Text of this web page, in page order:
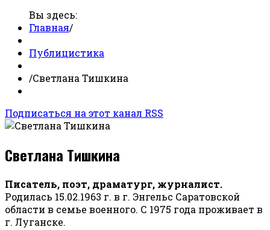
Вы здесь:
Главная/
Публицистика
/Светлана Тишкина
Подписаться на этот канал RSS
Светлана Тишкина
Писатель, поэт, драматург, журналист.
Родилась 15.02.1963 г. в г. Энгельс Саратовской
области в семье военного. С 1975 года проживает в
г. Луганске.